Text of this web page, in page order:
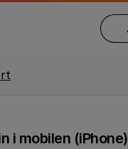
i mobilen (iPhone)